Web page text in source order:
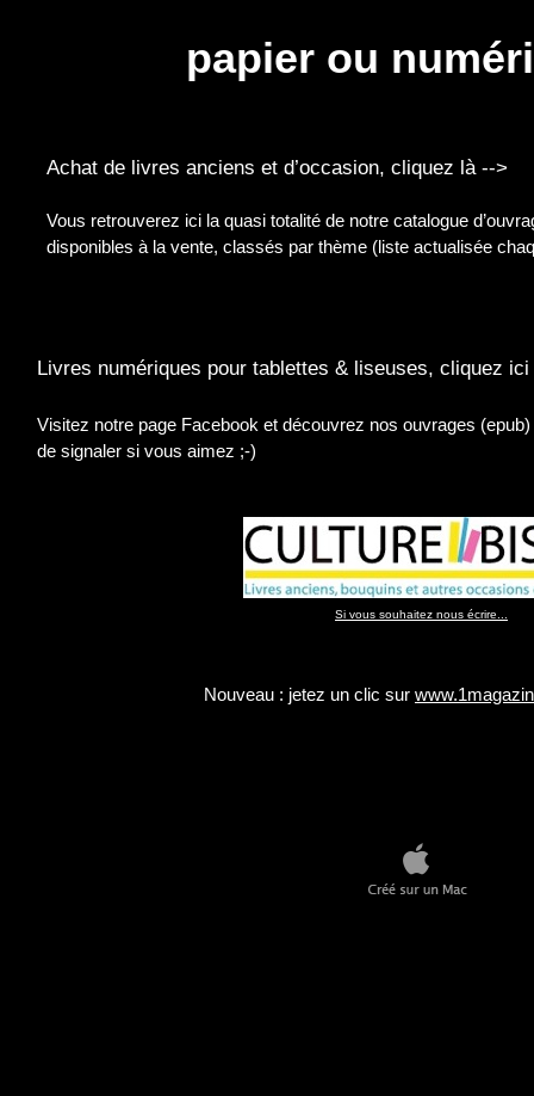
papier ou
Vous retrouverez ici la quasi totalité de notre catalogue
disponibles à la vente, classés par thème (liste actualisée
Achat de livres anciens et d’occasion, cliquez là -->
Visitez notre page Facebook et découvrez nos ouvrages (epub)
de signaler si vous aimez ;-)
Livres numériques pour tablettes & liseuses, cliquez
Si vous souhaitez nous écrire...
Nouveau : jetez un clic sur